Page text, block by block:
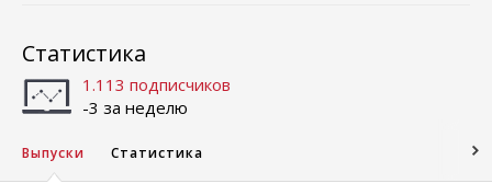
Статистика
1.113 подписчиков
-3 за неделю
Выпуски Статистика